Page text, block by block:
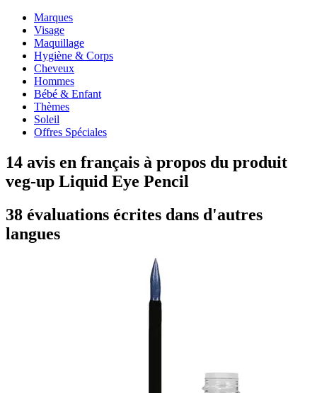
Marques
Visage
Maquillage
Hygiène & Corps
Cheveux
Hommes
Bébé & Enfant
Thèmes
Soleil
Offres Spéciales
14 avis en français à propos du produit
veg-up Liquid Eye Pencil
38 évaluations écrites dans d'autres
langues